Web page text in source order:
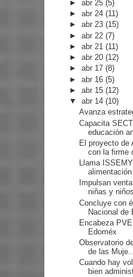
►abr 25(5)
►abr 24(11)
►abr 23(15)
►abr 22(7)
►abr 21(11)
►abr 20(12)
►abr 17(8)
►abr 16(5)
►abr 15(12)
▼abr 14(10)
Avanza
Capacita
educación
El proyecto de
con la firme
Llama
Impulsan
niñas y
Concluye con
Nacional de
Encabeza
Edoméx
Observatorio
de las
Cuando hay
bien